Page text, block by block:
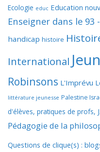
Ecologie educ Education
Enseigner dans le 93
handicap histoire
International
Robinsons L'Imprévu
littérature jeunesse Palestine
d'élèves, pratiques de profs,
Pédagogie de la
Questions de clique(s) :